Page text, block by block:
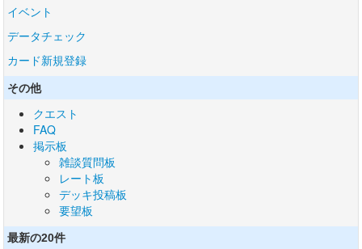
イベント
データチェック
カード新規登録
その他
クエスト
FAQ
掲示板
雑談質問板
レート板
デッキ投稿板
要望板
最新の20件